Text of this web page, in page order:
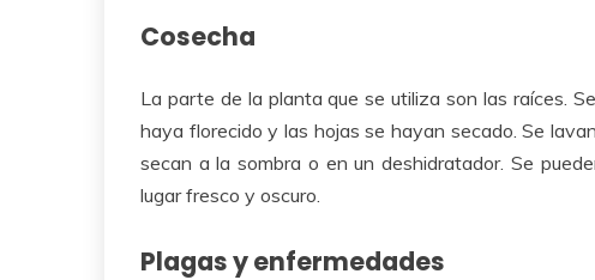
Cosecha
La parte de la planta que se utiliza son las raíces.
haya florecido y las hojas se hayan secado. Se
secan a la sombra o en un deshidratador. Se
lugar fresco y oscuro.
Plagas y enfermedades